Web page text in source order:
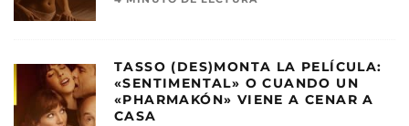
TASSO (DES)MONTA LA PELÍCULA:
«SENTIMENTAL» O CUANDO UN
«PHARMAKÓN» VIENE A CENAR A
CASA